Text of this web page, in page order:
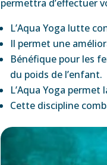
permettra d’effectuer
L’Aqua Yoga lutte
Il permet une
Bénéfique pour les
du poids de l’enfant.
L’Aqua Yoga
Cette discipline